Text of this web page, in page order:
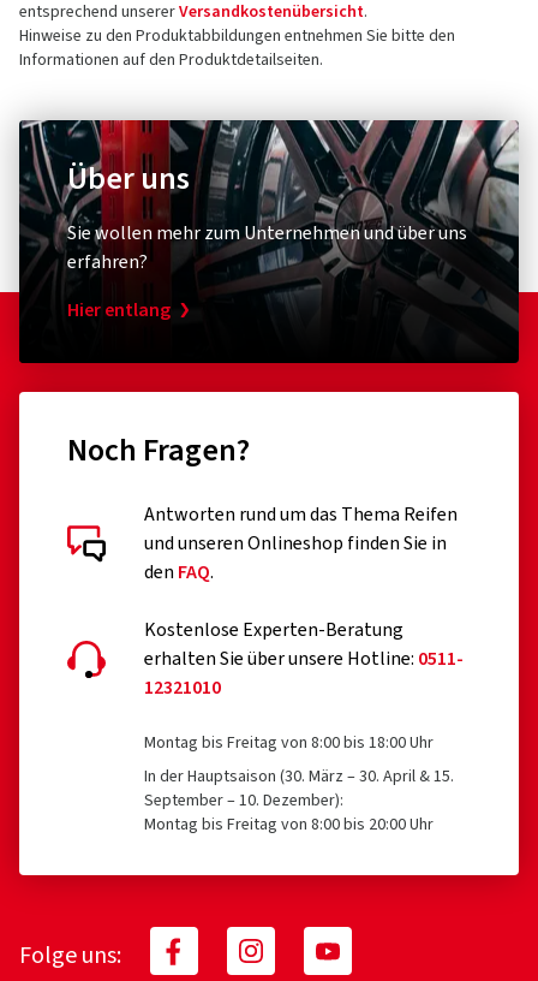
entsprechend unsererVersandkostenübersicht.
Hinweise zu den Produktabbildungen entnehmen Sie bitte den
Informationen auf den Produktdetailseiten.
Über uns
Sie wollen mehr zum Unternehmen und über uns
erfahren?
Hier entlang
Noch Fragen?
Antworten rund um das Thema Reifen
und unseren Onlineshop finden Sie in
den FAQ.
Kostenlose Experten-Beratung
erhalten Sie über unsere Hotline: 0511-
12321010
Montag bis Freitag von 8:00 bis 18:00 Uhr
In der Hauptsaison (30. März – 30. April & 15.
September – 10. Dezember):
Montag bis Freitag von 8:00 bis 20:00 Uhr
Folge uns: